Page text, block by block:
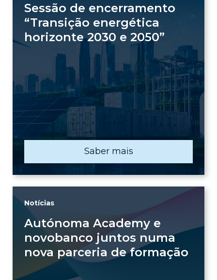
Sessão de encerramento
“Transição energética
horizonte 2030 e 2050”
Saber mais
Notícias
Autónoma Academy e
novobanco juntos numa
nova parceria de formação